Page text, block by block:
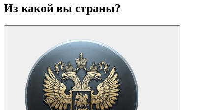
Из какой вы страны?